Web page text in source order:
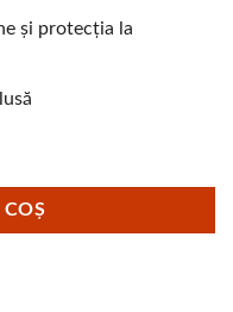
și protecția la
motor diesel HYUNDAI